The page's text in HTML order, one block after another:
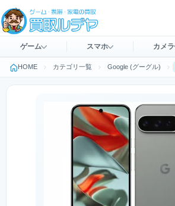
ゲーム スマホ カメラ
HOME カテゴリ一覧 Google (グーグル)